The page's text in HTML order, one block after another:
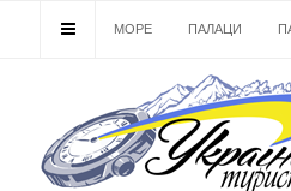
МОРЕ ПАЛАЦИ